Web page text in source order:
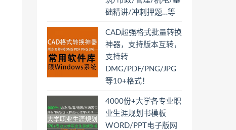
础精讲/冲刺押题…等
CAD超强格式批量转换
神器，支持版本互转，
支持转
DMG/PDF/PNG/JPG
等10+格式！
4000份+大学各专业职
业生涯规划书模板
WORD/PPT电子版网